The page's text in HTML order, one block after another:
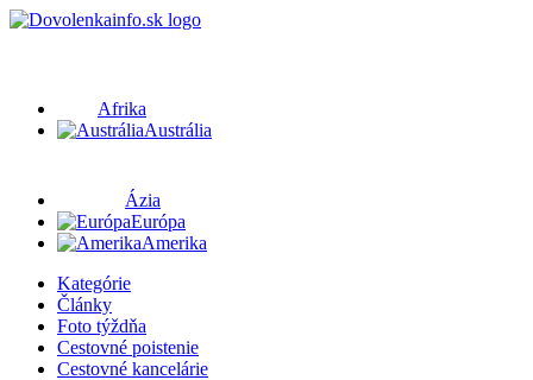
Afrika
Austrália
Ázia
Európa
Amerika
Kategórie
Články
Foto týždňa
Cestovné poistenie
Cestovné kancelárie